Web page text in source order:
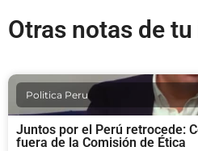
Otras notas de
Politica Peru
Juntos por el Perú retrocede:
fuera de la Comisión de Ética